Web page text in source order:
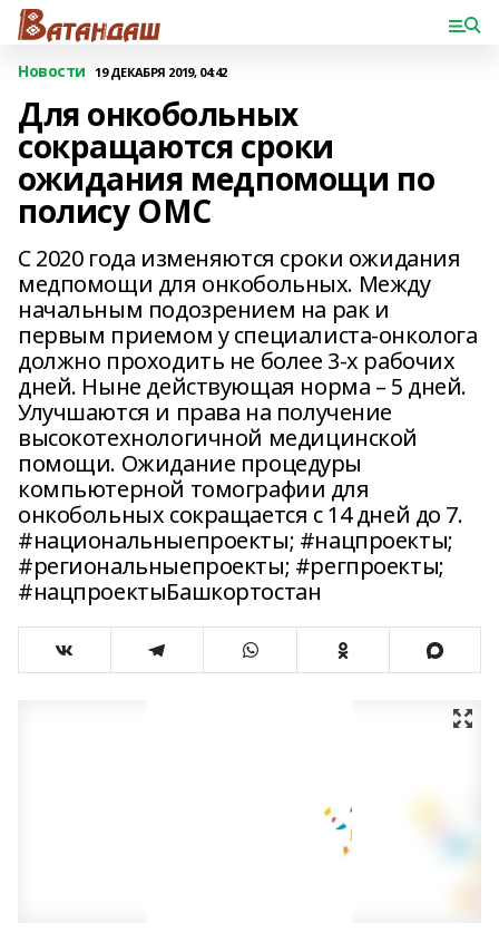
Новости 19 ДЕКАБРЯ 2019, 04:42
Для онкобольных
сокращаются сроки
ожидания медпомощи по
полису ОМС
С 2020 года изменяются сроки ожидания
медпомощи для онкобольных. Между
начальным подозрением на рак и
первым приемом у специалиста-онколога
должно проходить не более 3-х рабочих
дней. Ныне действующая норма – 5 дней.
Улучшаются и права на получение
высокотехнологичной медицинской
помощи. Ожидание процедуры
компьютерной томографии для
онкобольных сокращается с 14 дней до 7.
#национальныепроекты; #нацпроекты;
#региональныепроекты; #регпроекты;
#нацпроектыБашкортостан